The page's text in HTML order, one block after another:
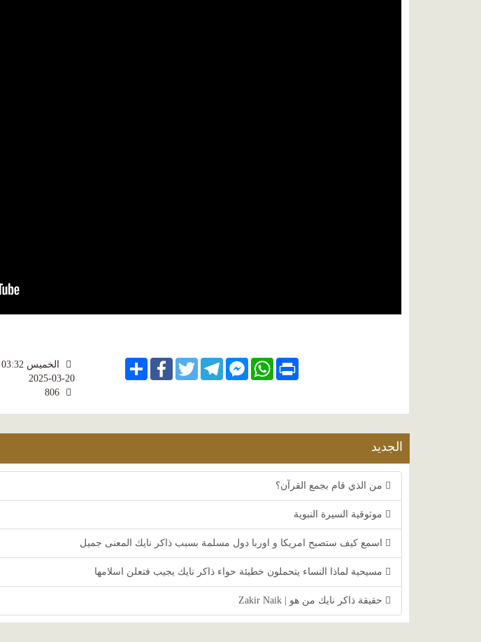
الخميس PM 03:32
2025-03-20
ShareFacebookTwitterTelegramFacebook
Messenger
WhatsApp Print
الجديد
من الذي قام بجمع القرآن؟
موثوقية السيرة النبوية
اسمع كيف ستصبح امريكا و اوربا دول مسلمة بسبب ذاكر نايك المعنى جميل
مسيحية لماذا النساء يتحملون خطيئة حواء ذاكر نايك يجيب فتعلن اسلامها
حقيقة ذاكر نايك من هو | Zakir Naik